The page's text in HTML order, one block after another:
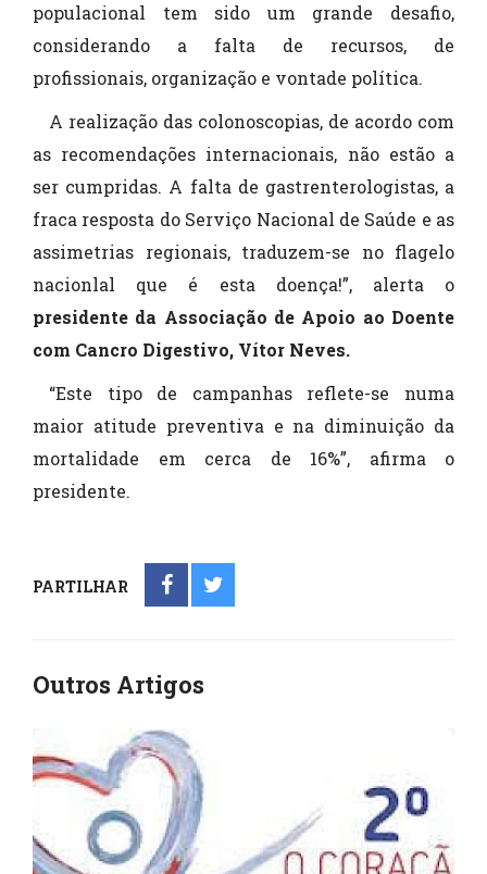
populacional tem sido um grande desafio,
considerando a falta de recursos, de
profissionais, organização e vontade política.
A realização das colonoscopias, de acordo com
as recomendações internacionais, não estão a
ser cumpridas. A falta de gastrenterologistas, a
fraca resposta do Serviço Nacional de Saúde e as
assimetrias regionais, traduzem-se no flagelo
nacionlal que é esta doença!”, alerta o
presidente da Associação de Apoio ao Doente
com Cancro Digestivo, Vítor Neves.
“Este tipo de campanhas reflete-se numa
maior atitude preventiva e na diminuição da
mortalidade em cerca de 16%”, afirma o
presidente.
PARTILHAR
Outros Artigos